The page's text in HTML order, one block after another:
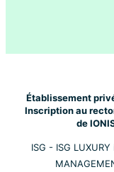
Établissement
Inscription au
de
ISG - ISG